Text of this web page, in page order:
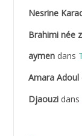
ABDELLI
ABDELLI
Nesrine
Brahimi née
aymendans
Amara Adoul
Djaouzidans